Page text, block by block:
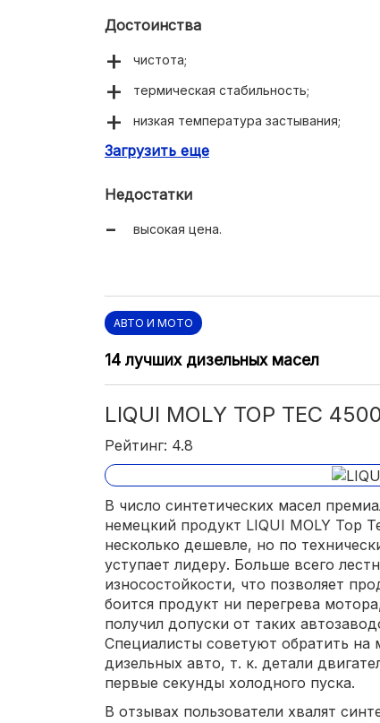
Достоинства
чистота;
термическая стабильность;
низкая температура застывания;
износостойкость.
Загрузить еще
Недостатки
высокая цена.
АВТО И МОТО
14 лучших дизельных масел
LIQUI MOLY TOP TEC
Рейтинг: 4.8
В число синтетических масел
немецкий продукт LIQUI MOLY Top
несколько дешевле, но по
уступает лидеру. Больше всего
износостойкости, что позволяет
боится продукт ни перегрева
получил допуски от таких
Специалисты советуют обратить на
дизельных авто, т. к. детали
первые секунды холодного пуска.
В отзывах пользователи хвалят